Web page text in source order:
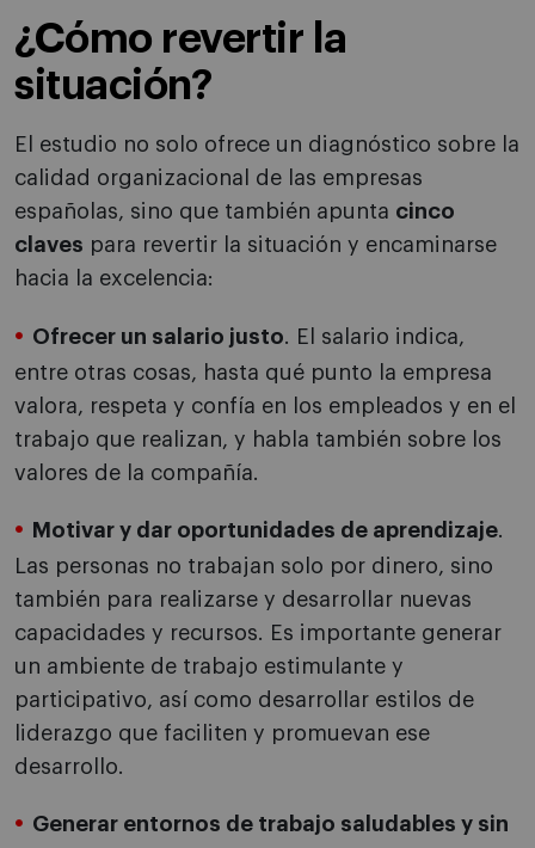
¿Cómo revertir la
situación?
El estudio no solo ofrece un diagnóstico sobre la
calidad organizacional de las empresas
españolas, sino que también apunta cinco
claves para revertir la situación y encaminarse
hacia la excelencia:
Ofrecer un salario justo. El salario indica,
entre otras cosas, hasta qué punto la empresa
valora, respeta y confía en los empleados y en el
trabajo que realizan, y habla también sobre los
valores de la compañía.
Motivar y dar oportunidades de aprendizaje.
Las personas no trabajan solo por dinero, sino
también para realizarse y desarrollar nuevas
capacidades y recursos. Es importante generar
un ambiente de trabajo estimulante y
participativo, así como desarrollar estilos de
liderazgo que faciliten y promuevan ese
desarrollo.
Generar entornos de trabajo saludables y sin